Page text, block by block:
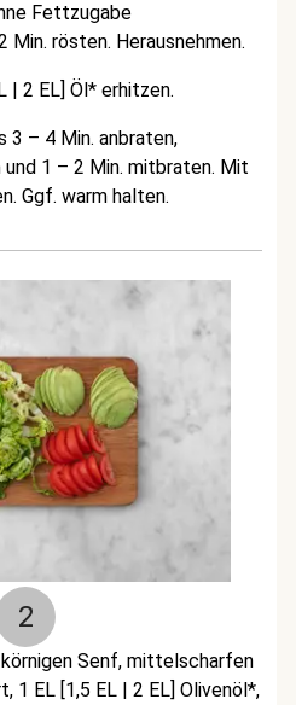
Fettzugabe
Min. rösten. Herausnehmen.
| 2 EL] Öl* erhitzen.
3 – 4 Min. anbraten,
1 – 2 Min. mitbraten. Mit
Ggf. warm halten.
2
Senf, mittelscharfen
1 EL [1,5 EL | 2 EL] Olivenöl*,